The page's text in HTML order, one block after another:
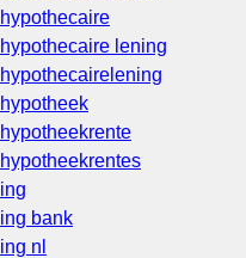
hypothecaire
hypothecaire lening
hypothecairelening
hypotheek
hypotheekrente
hypotheekrentes
ing
ing bank
ing nl